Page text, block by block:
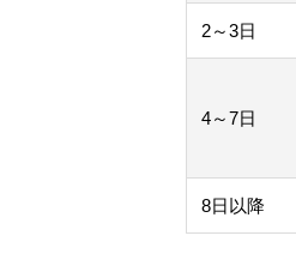
2～3日
4～7日
8日以降